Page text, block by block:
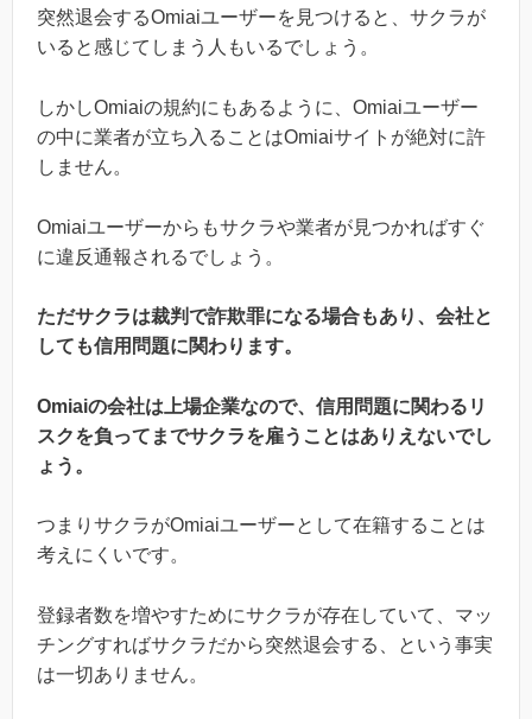
突然退会するOmiaiユーザーを見つけると、サクラが
いると感じてしまう人もいるでしょう。
しかしOmiaiの規約にもあるように、Omiaiユーザー
の中に業者が立ち入ることはOmiaiサイトが絶対に許
しません。
Omiaiユーザーからもサクラや業者が見つかればすぐ
に違反通報されるでしょう。
ただサクラは裁判で詐欺罪になる場合もあり、会社と
しても信用問題に関わります。
Omiaiの会社は上場企業なので、信用問題に関わるリ
スクを負ってまでサクラを雇うことはありえないでし
ょう。
つまりサクラがOmiaiユーザーとして在籍することは
考えにくいです。
登録者数を増やすためにサクラが存在していて、マッ
チングすればサクラだから突然退会する、という事実
は一切ありません。